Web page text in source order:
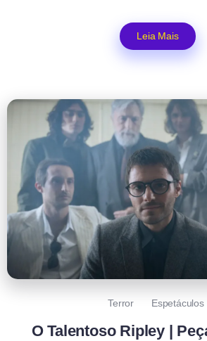
Leia Mais
Terror Espetáculos
O Talentoso Ripley |